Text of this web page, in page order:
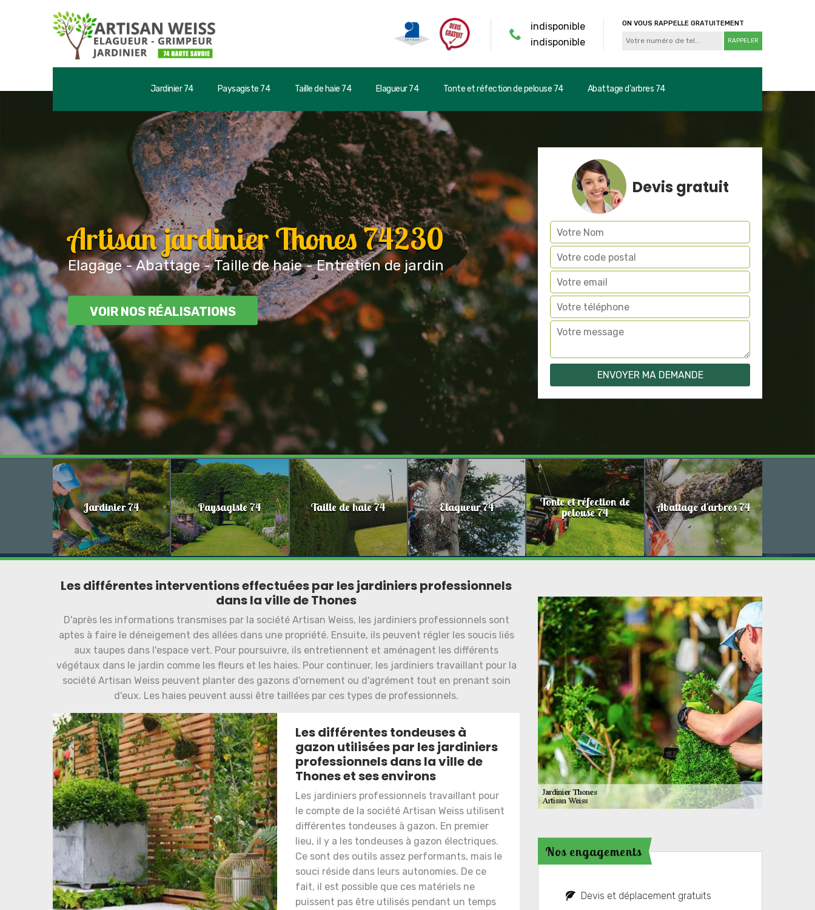
indisponible
indisponible
ON VOUS RAPPELLE GRATUITEMENT
Jardinier 74 Paysagiste 74 Taille de haie 74 Elagueur 74 Tonte et réfection de pelouse 74 Abattage d'arbres 74
Artisan jardinier Thones 74230
Elagage - Abattage - Taille de haie - Entretien de jardin
VOIR NOS RÉALISATIONS
Devis gratuit
Jardinier 74 Paysagiste 74 Taille de haie 74 Elagueur 74 Tonte et réfection de
pelouse 74 Abattage d'arbres 74
Les différentes interventions effectuées par les jardiniers professionnels
dans la ville de Thones
D'après les informations transmises par la société Artisan Weiss, les jardiniers professionnels sont
aptes à faire le déneigement des allées dans une propriété. Ensuite, ils peuvent régler les soucis liés
aux taupes dans l'espace vert. Pour poursuivre, ils entretiennent et aménagent les différents
végétaux dans le jardin comme les fleurs et les haies. Pour continuer, les jardiniers travaillant pour la
société Artisan Weiss peuvent planter des gazons d'ornement ou d'agrément tout en prenant soin
d'eux. Les haies peuvent aussi être taillées par ces types de professionnels.
Les différentes tondeuses à
gazon utilisées par les jardiniers
professionnels dans la ville de
Thones et ses environs
Les jardiniers professionnels travaillant pour
le compte de la société Artisan Weiss utilisent
différentes tondeuses à gazon. En premier
lieu, il y a les tondeuses à gazon électriques.
Ce sont des outils assez performants, mais le
souci réside dans leurs autonomies. De ce
fait, il est possible que ces matériels ne
puissent pas être utilisés pendant un temps
Nos engagements
Devis et déplacement gratuits